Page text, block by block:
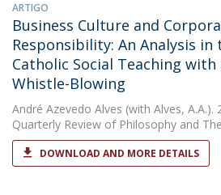
ARTIGO
Business Culture and
Responsibility: An Analysis
Catholic Social Teaching
Whistle-Blowing
André Azevedo Alves (with Alves, A.A.).
Quarterly Review of Philosophy and
DOWNLOAD AND MORE DETAILS